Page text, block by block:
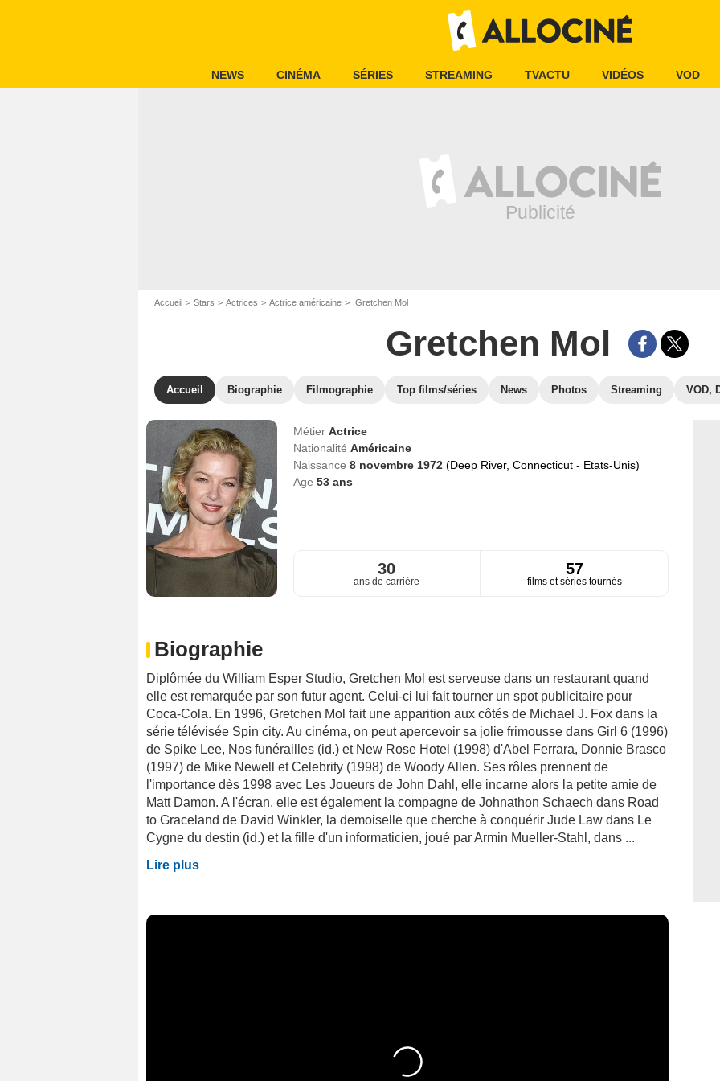
NEWS CINÉMA SÉRIES STREAMING TVACTU VIDÉOS VOD
Accueil Stars Actrices Actrice américaine Gretchen Mol
Gretchen Mol
Accueil Biographie Filmographie Top films/séries News Photos Streaming VOD,
Métier Actrice
Nationalité Américaine
Naissance 8 novembre 1972 (Deep River, Connecticut - Etats-Unis)
Age 53ans
30
ans de carrière
57
films et séries tournés
Biographie
Diplômée du William Esper Studio, Gretchen Mol est serveuse dans un restaurant quand
elle est remarquée par son futur agent. Celui-ci lui fait tourner un spot publicitaire pour
Coca-Cola. En 1996, Gretchen Mol fait une apparition aux côtés de Michael J. Fox dans la
série télévisée Spin city. Au cinéma, on peut apercevoir sa jolie frimousse dans Girl 6 (1996)
de Spike Lee, Nos funérailles (id.) et New Rose Hotel (1998) d'Abel Ferrara, Donnie Brasco
(1997) de Mike Newell et Celebrity (1998) de Woody Allen. Ses rôles prennent de
l'importance dès 1998 avec Les Joueurs de John Dahl, elle incarne alors la petite amie de
Matt Damon. A l'écran, elle est également la compagne de Johnathon Schaech dans Road
to Graceland de David Winkler, la demoiselle que cherche à conquérir Jude Law dans Le
Cygne du destin (id.) et la fille d'un informaticien, joué par Armin Mueller-Stahl, dans ...
Lire plus